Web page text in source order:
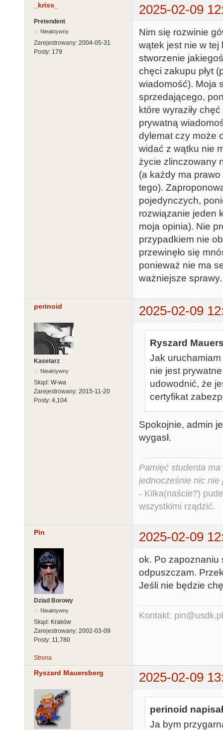
_kriss_ 2025-02-09
Pretendent
Nieaktywny
Zarejestrowany: 2004-05-31
Posty: 179
Nim się rozwinie
wątek jest nie w tej
stworzenie
chęci zakupu płyt
wiadomość). Moja
sprzedającego,
które wyraziły
prywatną
dylemat czy może
widać z wątku nie
życie zlinczowany
(a każdy ma
tego).
pojedynczych,
rozwiązanie jeden
moja opinia). Nie
przypadkiem nie
przewinęło się
ponieważ nie ma
ważniejsze sprawy.
perinoid 2025-02-09
Kasetarz
Nieaktywny
Skąd: W-wa
Zarejestrowany: 2015-11-20
Posty: 4,104
Ryszard
Jak uruchamiam
nie jest
udowodnić, że
certyfikat
Spokojnie, admin
wygasł.
Pamięć studenta
jednocześnie nic nie
- Kilka(naście?)
wszystkimi rządzić.
Pin 2025-02-09
Dziad Borowy
Nieaktywny
Skąd: Kraków
Zarejestrowany: 2002-03-09
Posty: 11,780
ok. Po zapoznaniu
odpuszczam.
Jeśli nie będzie
Kontakt: pin@usdk.pl
Strona
Ryszard Mauersberg 2025-02-09
perinoid
Ja bym